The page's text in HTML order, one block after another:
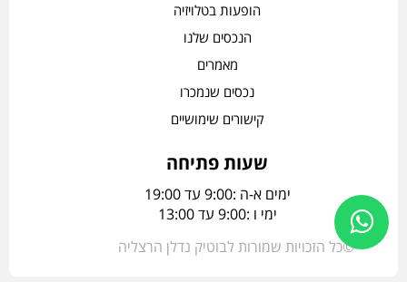
הופעות בטלויזיה
הנכסים שלנו
מאמרים
נכסים שנמכרו
קישורים שימושיים
שעות פתיחה
ימים א-ה :9:00 עד 19:00
ימי ו :9:00 עד 13:00
©כל הזכויות שמורות לבוטיק נדלן הרצליה